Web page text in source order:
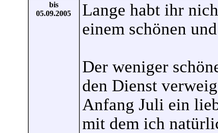
bis
05.09.2005
Lange habt ihr
einem schönen
Der weniger
den Dienst
Anfang Juli ein
mit dem ich